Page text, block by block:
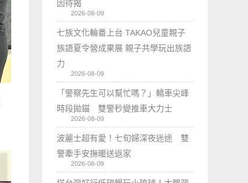
因待揭
2026-08-09
七族文化輪番上台 TAKAO兒童親子
族語夏令營成果展 親子共學玩出族語
力
2026-08-09
「警察先生可以幫忙嗎？」轎車尖峰
時段拋錨 雙警秒變推車大力士
2026-08-09
波麗士超有愛！七旬婦深夜迷途 雙
警牽手安撫暖送返家
2026-08-09